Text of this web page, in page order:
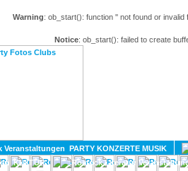
Warning: ob_start(): function '' not found or
Notice: ob_start(): failed to create
PARTY KONZERTE MUSIK
KULTUR